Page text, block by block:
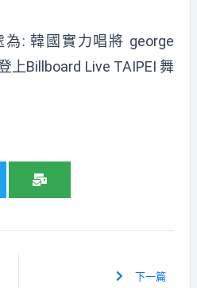
為: 韓國實力唱將 george
上Billboard Live TAIPEI 舞
下一篇